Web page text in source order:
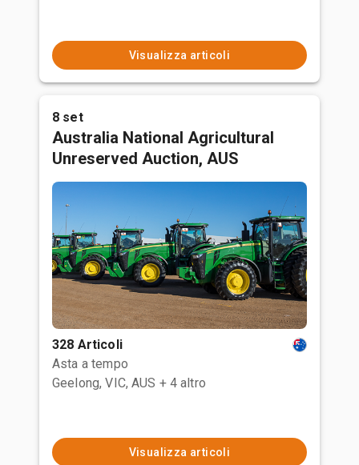
Visualizza articoli
8 set
Australia National Agricultural
Unreserved Auction, AUS
328 Articoli
Asta a tempo
Geelong, VIC, AUS + 4 altro
Visualizza articoli